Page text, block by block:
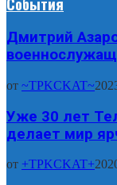
Дмитрий
от ~TPKCKAT~
Уже 30 лет
делает мир
от +TPKCKAT+